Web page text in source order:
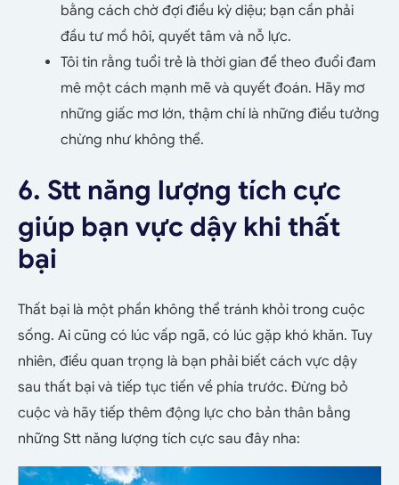
bằng cách chờ đợi điều kỳ diệu; bạn cần phải
đầu tư mồ hôi, quyết tâm và nỗ lực.
Tôi tin rằng tuổi trẻ là thời gian để theo đuổi đam
mê một cách mạnh mẽ và quyết đoán. Hãy mơ
những giấc mơ lớn, thậm chí là những điều tưởng
chừng như không thể.
6. Stt năng lượng tích cực
giúp bạn vực dậy khi thất
bại
Thất bại là một phần không thể tránh khỏi trong cuộc
sống. Ai cũng có lúc vấp ngã, có lúc gặp khó khăn. Tuy
nhiên, điều quan trọng là bạn phải biết cách vực dậy
sau thất bại và tiếp tục tiến về phía trước. Đừng bỏ
cuộc và hãy tiếp thêm động lực cho bản thân bằng
những Stt năng lượng tích cực sau đây nha: